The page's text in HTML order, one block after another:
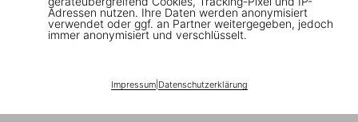
Adressen nutzen. Ihre Daten werden anonymisiert
verwendet oder ggf. an Partner weitergegeben, jedoch
immer anonymisiert und verschlüsselt.
Impressum| Datenschutzerklärung
Verbraucherinformationen
Abonnieren Sie unseren Newsletter
2026– TASCHEN GmbH, Hohenzollernring 53, D–50672